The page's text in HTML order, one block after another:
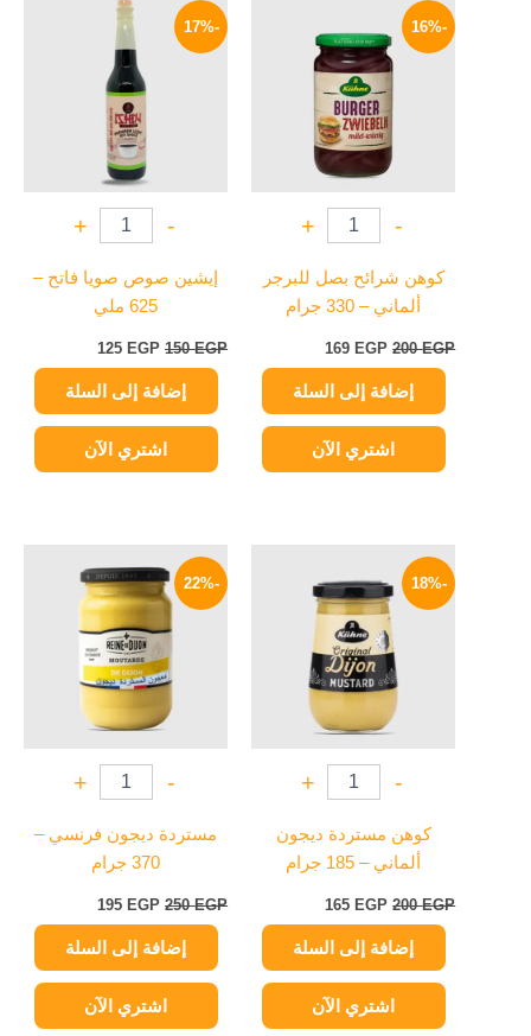
-16%
-
+
كوهن شرائح بصل للبرجر
ألماني – 330 جرام
200EGP
هو:
200 EGP.
169 EGP
هو:
169 EGP.
إضافة إلى السلة
اشتري الآن
-17%
-
+
إيشين صوص صويا فاتح –
625 ملي
150EGP
الأصلي
150 EGP.
125 EGP
إضافة إلى السلة
اشتري الآن
-18%
-
+
كوهن مستردة ديجون
ألماني – 185 جرام
200EGP
هو:
200 EGP.
165 EGP
هو:
165 EGP.
إضافة إلى السلة
اشتري الآن
-22%
-
+
مستردة ديجون فرنسي –
370 جرام
250EGP
الأصلي
هو:
195 EGP
الحالي
هو:
195 EGP.
إضافة إلى السلة
اشتري الآن